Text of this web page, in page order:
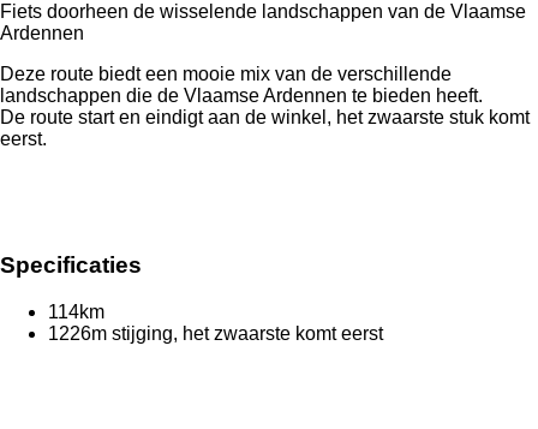
Fiets doorheen de wisselende landschappen van de Vlaamse
Ardennen
Deze route biedt een mooie mix van de verschillende
landschappen die de Vlaamse Ardennen te bieden heeft.
De route start en eindigt aan de winkel, het zwaarste stuk komt
eerst.
Specificaties
114km
1226m stijging, het zwaarste komt eerst